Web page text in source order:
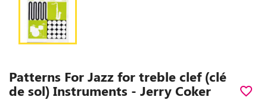
Patterns For Jazz for treble clef (clé
de sol) Instruments - Jerry Coker
favorite_border